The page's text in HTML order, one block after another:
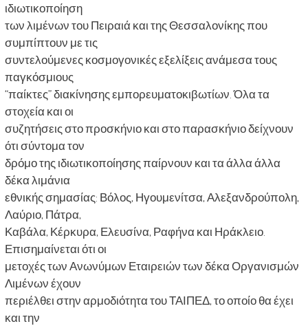
ιδιωτικοποίηση
των λιμένων του Πειραιά και της Θεσσαλονίκης που
συμπίπτουν με τις
συντελούμενες κοσμογονικές εξελίξεις ανάμεσα τους
παγκόσμιους
“παίκτες” διακίνησης εμπορευματοκιβωτίων. Όλα τα
στοχεία και οι
συζητήσεις στο προσκήνιο και στο παρασκήνιο δείχνουν
ότι σύντομα τον
δρόμο της ιδιωτικοποίησης παίρνουν και τα άλλα άλλα
δέκα λιμάνια
εθνικής σημασίας: Βόλος, Ηγουμενίτσα, Αλεξανδρούπολη,
Λαύριο, Πάτρα,
Καβάλα, Κέρκυρα, Ελευσίνα, Ραφήνα και Ηράκλειο.
Επισημαίνεται ότι οι
μετοχές των Ανωνύμων Εταιρειών των δέκα Οργανισμών
Λιμένων έχουν
περιέλθει στην αρμοδιότητα του ΤΑΙΠΕΔ, το οποίο θα έχει
και την